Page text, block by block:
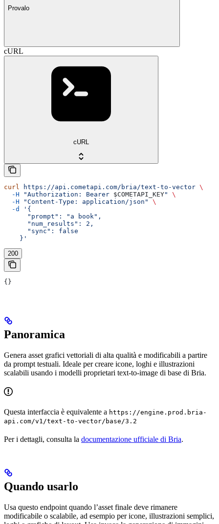
Provalo
cURL
cURL
curl https://api.cometapi.com/bria/text-to-vector \
  -H
"Authorization: Bearer $COMETAPI_KEY"
\
  -H
"Content-Type: application/json"
\
  -d
'{
      "prompt": "a book",
      "num_results": 2,
      "sync": false
    }'
200
{}
Panoramica
Genera asset grafici vettoriali di alta qualità e modificabili a partire
da prompt testuali. Ideale per creare icone, loghi e illustrazioni
scalabili usando i modelli proprietari text-to-image di base di Bria.
Questa interfaccia è equivalente a https://engine.prod.bria-
api.com/v1/text-to-vector/base/3.2
Per i dettagli, consulta la documentazione ufficiale di Bria.
Quando usarlo
Usa questo endpoint quando l’asset finale deve rimanere
modificabile o scalabile, ad esempio per icone, illustrazioni semplici,